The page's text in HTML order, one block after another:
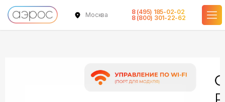
Москва
8 (495) 185-02-02
8 (800) 301-22-62
в наличии
в наличии